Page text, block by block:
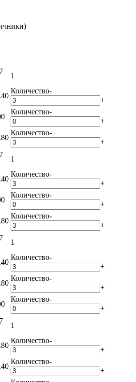
1
Количество-
+
Количество-
+
Количество-
+
1
Количество-
+
Количество-
+
Количество-
+
1
Количество-
+
Количество-
+
Количество-
+
1
Количество-
+
Количество-
+